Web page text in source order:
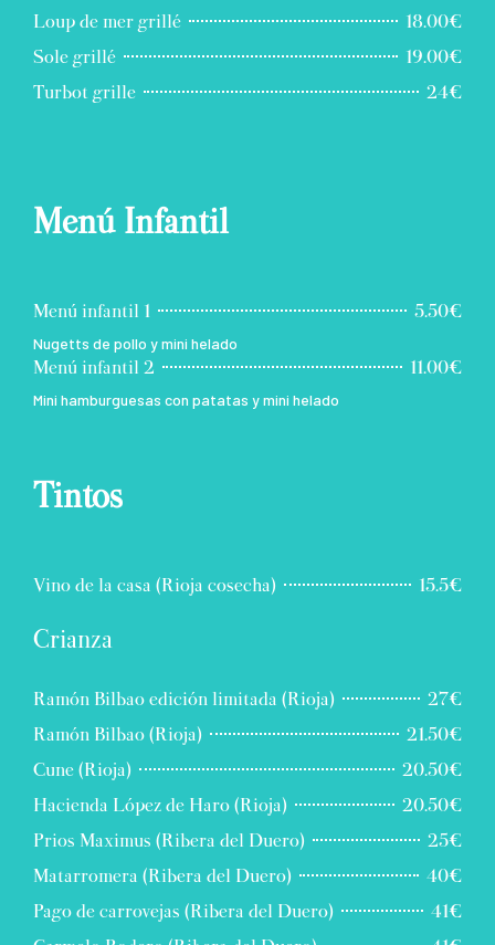
Loup de mer grillé
18.00€
Sole grillé
19.00€
Turbot grille
24€
Menú Infantil
Menú infantil 1 5.50€
Nugetts de pollo y mini helado
Menú infantil 2 11.00€
Mini hamburguesas con patatas y mini helado
Tintos
Vino de la casa (Rioja cosecha) 15.5€
Crianza
Ramón Bilbao edición limitada (Rioja)
27€
Ramón Bilbao (Rioja)
21.50€
Cune (Rioja)
20.50€
Hacienda López de Haro (Rioja)
20.50€
Prios Maximus (Ribera del Duero)
25€
Matarromera (Ribera del Duero)
40€
Pago de carrovejas (Ribera del Duero)
41€